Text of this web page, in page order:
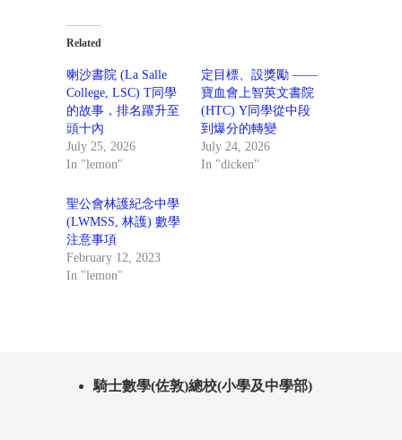
Related
喇沙書院 (La Salle
College, LSC) T同學
的故事，排名躍升至
頭十內
July 25, 2026
In "lemon"
定目標、設獎勵 ——
寶血會上智英文書院
(HTC) Y同學從中段
到爆分的轉變
July 24, 2026
In "dicken"
聖公會林護紀念中學
(LWMSS, 林護) 數學
注意事項
February 12, 2023
In "lemon"
騎士數學(佐敦)總校(小學及中學部)